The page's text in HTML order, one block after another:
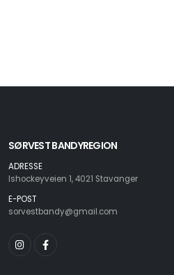
SØRVEST BANDYREGION
ADRESSE
Ishockeyveien 1, 4021 Stavanger
E-POST
sorvestbandy@gmail.com